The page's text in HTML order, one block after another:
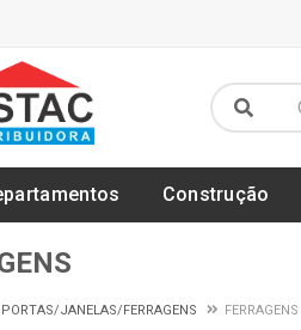
Construção
PORTAS/JANELAS/FERRAGENS FERRAGENS